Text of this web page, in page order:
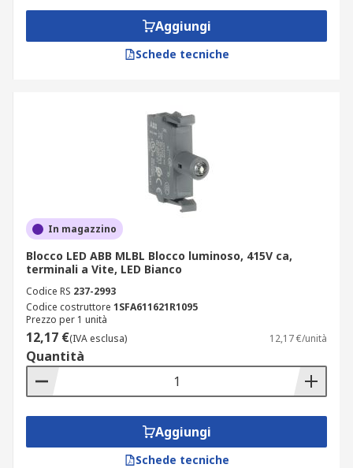
Aggiungi
Schede tecniche
In magazzino
Blocco LED ABB MLBL Blocco luminoso, 415V ca,
terminali a Vite, LED Bianco
Codice RS 237-2993
Codice costruttore 1SFA611621R1095
Prezzo per 1 unità
12,17 €(IVA esclusa) 12,17 €/unità
Quantità
Aggiungi
Schede tecniche